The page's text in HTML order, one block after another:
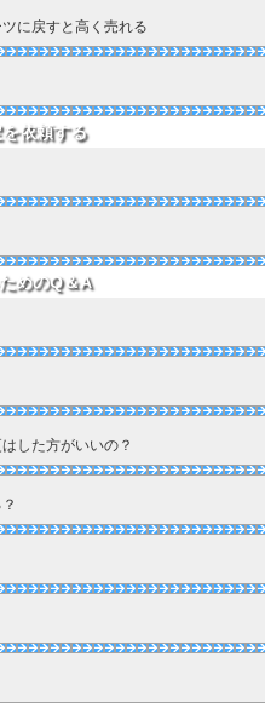
に戻すと高く売れる
依頼する
めのQ＆A
した方がいいの？